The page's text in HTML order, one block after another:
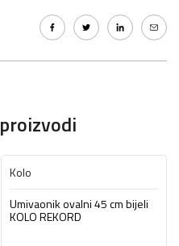
Kolo
Umivaonik ovalni 45 cm bijeli
KOLO REKORD